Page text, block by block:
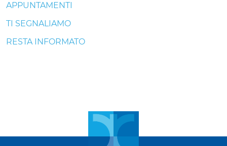
APPUNTAMENTI
TI SEGNALIAMO
RESTA INFORMATO